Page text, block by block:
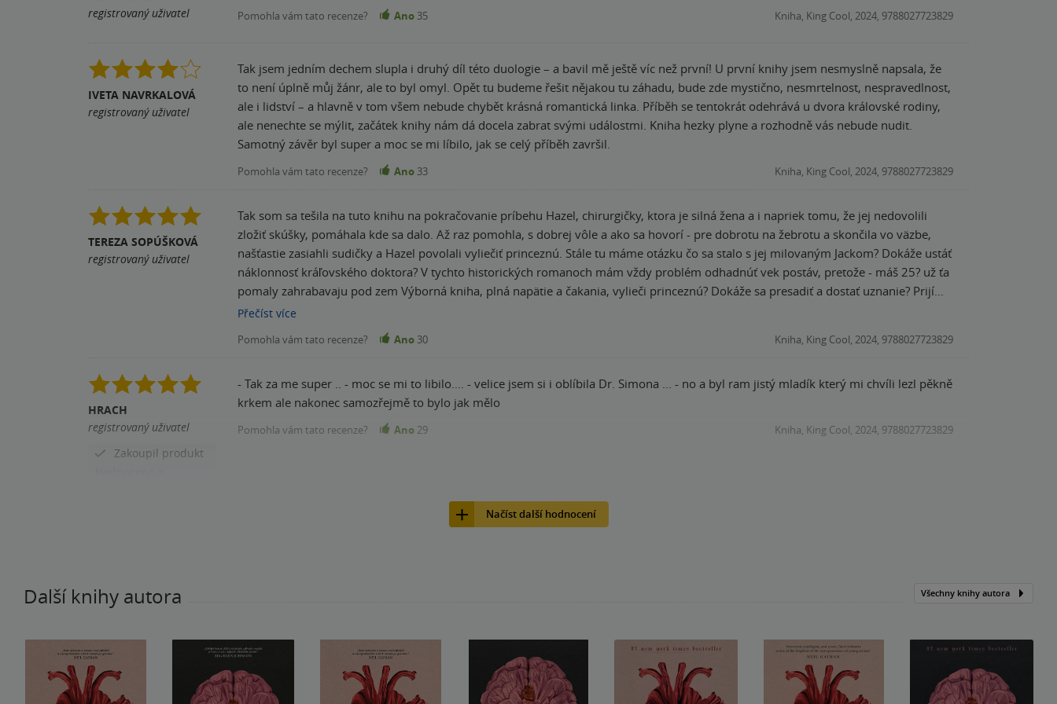
registrovaný uživatel
Pomohla vám tato recenze? Ano 35 Kniha, King Cool, 2024, 9788027723829
IVETA NAVRKALOVÁ
registrovaný uživatel
Tak jsem jedním dechem slupla i druhý díl této duologie – a bavil mě ještě víc než první! U první knihy jsem nesmyslně napsala, že
to není úplně můj žánr, ale to byl omyl. Opět tu budeme řešit nějakou tu záhadu, bude zde mystično, nesmrtelnost, nespravedlnost,
ale i lidství – a hlavně v tom všem nebude chybět krásná romantická linka. Příběh se tentokrát odehrává u dvora královské rodiny,
ale nenechte se mýlit, začátek knihy nám dá docela zabrat svými událostmi. Kniha hezky plyne a rozhodně vás nebude nudit.
Samotný závěr byl super a moc se mi líbilo, jak se celý příběh završil.
Pomohla vám tato recenze? Ano 33 Kniha, King Cool, 2024, 9788027723829
TEREZA SOPÚŠKOVÁ
registrovaný uživatel
Tak som sa tešila na tuto knihu na pokračovanie príbehu Hazel, chirurgičky, ktora je silná žena a i napriek tomu, že jej nedovolili
zložiť skúšky, pomáhala kde sa dalo. Až raz pomohla, s dobrej vôle a ako sa hovorí - pre dobrotu na žebrotu a skončila vo väzbe,
našťastie zasiahli sudičky a Hazel povolali vyliečiť princeznú. Stále tu máme otázku čo sa stalo s jej milovaným Jackom? Dokáže ustáť
náklonnosť kráľovského doktora? V tychto historických romanoch mám vždy problém odhadnúť vek postáv, pretože - máš 25? už ťa
pomaly zahrabavaju pod zem Výborná kniha, plná napätie a čakania, vylieči princeznú? Dokáže sa presadiť a dostať uznanie? Prijíme
vstup k spoločníkom smrti?
Přečíst více
Pomohla vám tato recenze? Ano 30 Kniha, King Cool, 2024, 9788027723829
HRACH
registrovaný uživatel
Zakoupil produkt
- Tak za me super .. - moc se mi to libilo.... - velice jsem si i oblíbila Dr. Simona ... - no a byl ram jistý mladík který mi chvíli lezl pěkně
krkem ale nakonec samozřejmě to bylo jak mělo
Pomohla vám tato recenze? Ano 29 Kniha, King Cool, 2024, 9788027723829
Načíst další hodnocení
Další knihy autora Všechny knihy autora